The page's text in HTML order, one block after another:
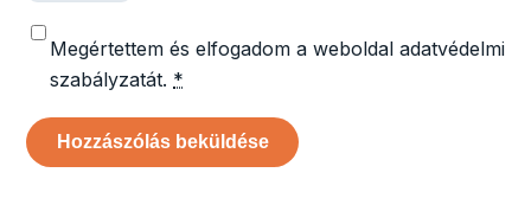
Megértettem és elfogadom a weboldal adatvédelmi
szabályzatát. *